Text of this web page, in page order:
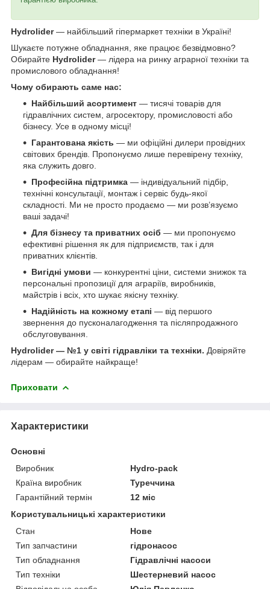
Hydrolider— найбільший гіпермаркет техніки в Україні!
Шукаєте потужне обладнання, яке працює безвідмовно?
Обирайте Hydrolider— лідера на ринку аграрної техніки та
промислового обладнання!
Чому обирають саме нас:
Найбільший асортимент — тисячі товарів для
гідравлічних систем, агросектору, промисловості або
бізнесу. Усе в одному місці!
Гарантована якість — ми офіційні дилери провідних
світових брендів. Пропонуємо лише перевірену техніку,
яка служить довго.
Професійна підтримка — індивідуальний підбір,
технічні консультації, монтаж і сервіс будь-якої
складності. Ми не просто продаємо — ми розв’язуємо
ваші задачі!
Для бізнесу та приватних осіб — ми пропонуємо
ефективні рішення як для підприємств, так і для
приватних клієнтів.
Вигідні умови — конкурентні ціни, системи знижок та
персональні пропозиції для аграріїв, виробників,
майстрів і всіх, хто шукає якісну техніку.
Надійність на кожному етапі — від першого
звернення до пусконалагодження та післяпродажного
обслуговування.
Hydrolider — №1 у світі гідравліки та техніки. Довіряйте
лідерам — обирайте найкраще!
Приховати
Характеристики
Основні
Виробник
Hydro-pack
Країна виробник
Туреччина
Гарантійний термін
12 міс
Користувальницькі характеристики
Стан
Нове
Тип запчастини
гідронасос
Тип обладнання
Гідравлічні насоси
Тип техніки
Шестерневий насос